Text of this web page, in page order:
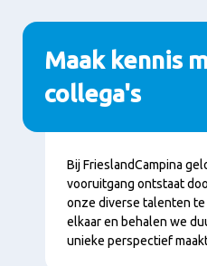
Maak kennis
collega's
Inhoud
Bij FrieslandCampina
vooruitgang ontstaat
onze diverse talenten
elkaar en behalen we
unieke perspectief